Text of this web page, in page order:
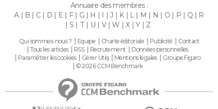
Annuaire des membres :
A
B C D E F G H I J K L M N O P Q
R
S
T U V W X Y Z
Qui sommes-nous ? Equipe Charte éditoriale Publicité
Contact
Tous les articles
RSS Recrutement
Données personnelles
Paramétrer les cookies
Gérer Utiq Mentions légales
Groupe Figaro
© 2026 CCM Benchmark